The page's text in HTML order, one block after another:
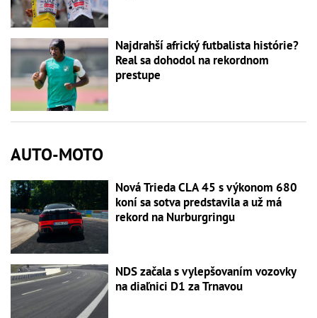
Najdrahší africký futbalista histórie?
Real sa dohodol na rekordnom
prestupe
AUTO-MOTO
Nová Trieda CLA 45 s výkonom 680
koní sa sotva predstavila a už má
rekord na Nurburgringu
NDS začala s vylepšovaním vozovky
na diaľnici D1 za Trnavou